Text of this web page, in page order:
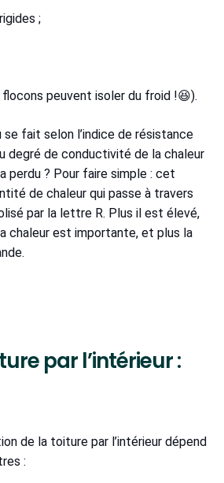
;
peuvent isoler du froid !😆).
se fait selon l’indice de résistance
degré de conductivité de la chaleur
perdu ? Pour faire simple : cet
de chaleur qui passe à travers
par la lettre R. Plus il est élevé,
chaleur est importante, et plus la
par l’intérieur :
de la toiture par l’intérieur dépend
: